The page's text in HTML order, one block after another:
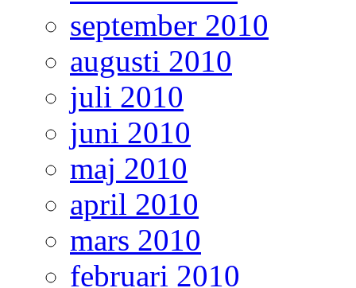
september 2010
augusti 2010
juli 2010
juni 2010
maj 2010
april 2010
mars 2010
februari 2010